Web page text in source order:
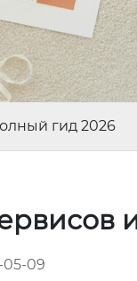
гид 2026
05-09